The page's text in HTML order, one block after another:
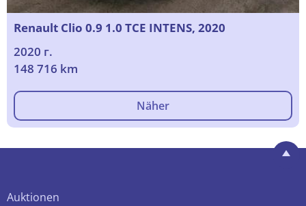
Renault Clio 0.9 1.0 TCE INTENS, 2020
2020 г.
148 716 km
Näher
Auktionen